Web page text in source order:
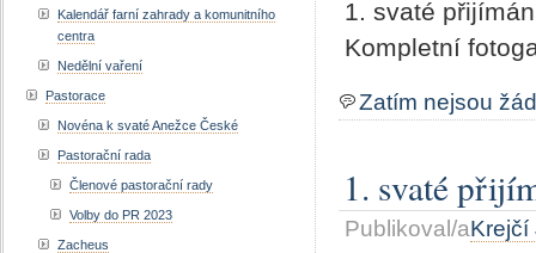
1. svaté
Kompletní
Zatím nejsou
1. svaté
Publikoval/aKrejčí
Kalendář farní zahrady a komunitního
centra
Nedělní vaření
Pastorace
Novéna k svaté Anežce České
Pastorační rada
Členové pastorační rady
Volby do PR 2023
Zacheus